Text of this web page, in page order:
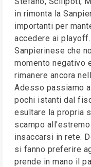
in rimonta la
importanti per
accedere ai
Sanpierinese che
momento negativo
rimanere ancora
Adesso passiamo
pochi istanti dal
esultare la propria
scampo
insaccarsi in rete.
si fanno preferire
prende in mano il